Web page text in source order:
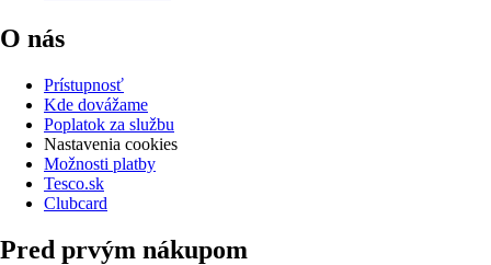
O nás
Prístupnosť
Kde dovážame
Poplatok za službu
Nastavenia cookies
Možnosti platby
Tesco.sk
Clubcard
Pred prvým nákupom